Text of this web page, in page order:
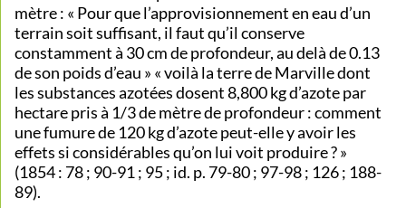
mètre : « Pour que l’approvisionnement en eau d’un
terrain soit suffisant, il faut qu’il conserve
constamment à 30 cm de profondeur, au delà de 0.13
de son poids d’eau » « voilà la terre de Marville dont
les substances azotées dosent 8,800 kg d’azote par
hectare pris à 1/3 de mètre de profondeur : comment
une fumure de 120 kg d’azote peut-elle y avoir les
effets si considérables qu’on lui voit produire ? »
(1854 : 78 ; 90-91 ; 95 ; id. p. 79-80 ; 97-98 ; 126 ; 188-
89).